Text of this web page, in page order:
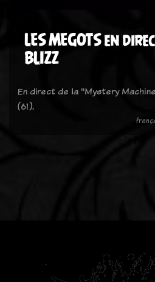
LES MEGOTS en
BLIZZ
En direct de la "Mystery
(61).